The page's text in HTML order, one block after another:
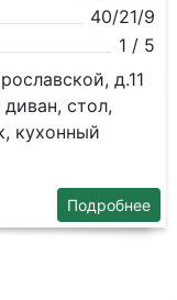
40/21/9
1 / 5
д.11
стол,
кухонный
Подробнее